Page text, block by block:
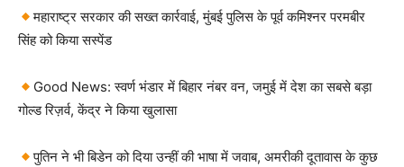
महाराष्ट्र सरकार की सख्त कार्रवाई, मुंबई पुलिस के पूर्व कमिश्नर परमबीर
सिंह को किया सस्पेंड
Good News: स्वर्ण भंडार में बिहार नंबर वन, जमुई में देश का सबसे बड़ा
गोल्ड रिज़र्व, केंद्र ने किया खुलासा
पुतिन ने भी बिडेन को दिया उन्हीं की भाषा में जवाब, अमरीकी दूतावास के कुछ